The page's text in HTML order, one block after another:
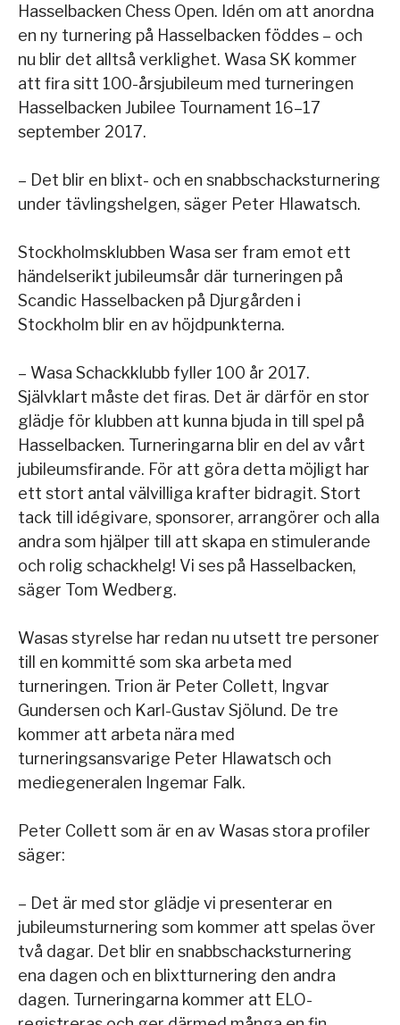
Hasselbacken Chess Open. Idén om att anordna
en ny turnering på Hasselbacken föddes – och
nu blir det alltså verklighet. Wasa SK kommer
att fira sitt 100-årsjubileum med turneringen
Hasselbacken Jubilee Tournament 16–17
september 2017.
– Det blir en blixt- och en snabbschacksturnering
under tävlingshelgen, säger Peter Hlawatsch.
Stockholmsklubben Wasa ser fram emot ett
händelserikt jubileumsår där turneringen på
Scandic Hasselbacken på Djurgården i
Stockholm blir en av höjdpunkterna.
– Wasa Schackklubb fyller 100 år 2017.
Självklart måste det firas. Det är därför en stor
glädje för klubben att kunna bjuda in till spel på
Hasselbacken. Turneringarna blir en del av vårt
jubileumsfirande. För att göra detta möjligt har
ett stort antal välvilliga krafter bidragit. Stort
tack till idégivare, sponsorer, arrangörer och alla
andra som hjälper till att skapa en stimulerande
och rolig schackhelg! Vi ses på Hasselbacken,
säger Tom Wedberg.
Wasas styrelse har redan nu utsett tre personer
till en kommitté som ska arbeta med
turneringen. Trion är Peter Collett, Ingvar
Gundersen och Karl-Gustav Sjölund. De tre
kommer att arbeta nära med
turneringsansvarige Peter Hlawatsch och
mediegeneralen Ingemar Falk.
Peter Collett som är en av Wasas stora profiler
säger:
– Det är med stor glädje vi presenterar en
jubileumsturnering som kommer att spelas över
två dagar. Det blir en snabbschacksturnering
ena dagen och en blixtturnering den andra
dagen. Turneringarna kommer att ELO-